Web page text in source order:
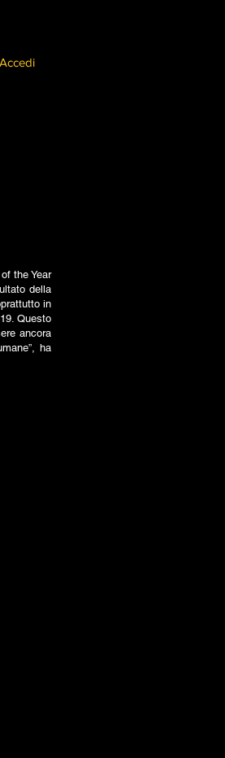
Accedi
the Year
della
in
Questo
ancora
ha